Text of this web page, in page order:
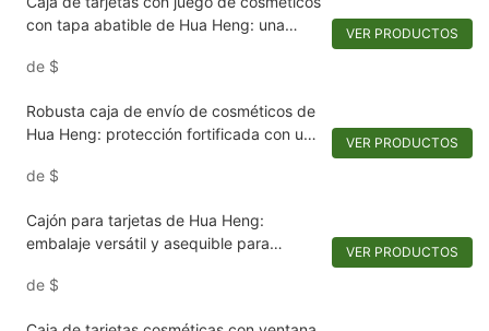
con tapa abatible de Hua Heng: una
básicos de belleza.1722250371206134
de $
VER PRODUCTOS
Robusta caja de envío de cosméticos de
Hua Heng: protección fortificada con un
de $
VER PRODUCTOS
Cajón para tarjetas de Hua Heng:
embalaje versátil y asequible para
de $
VER PRODUCTOS